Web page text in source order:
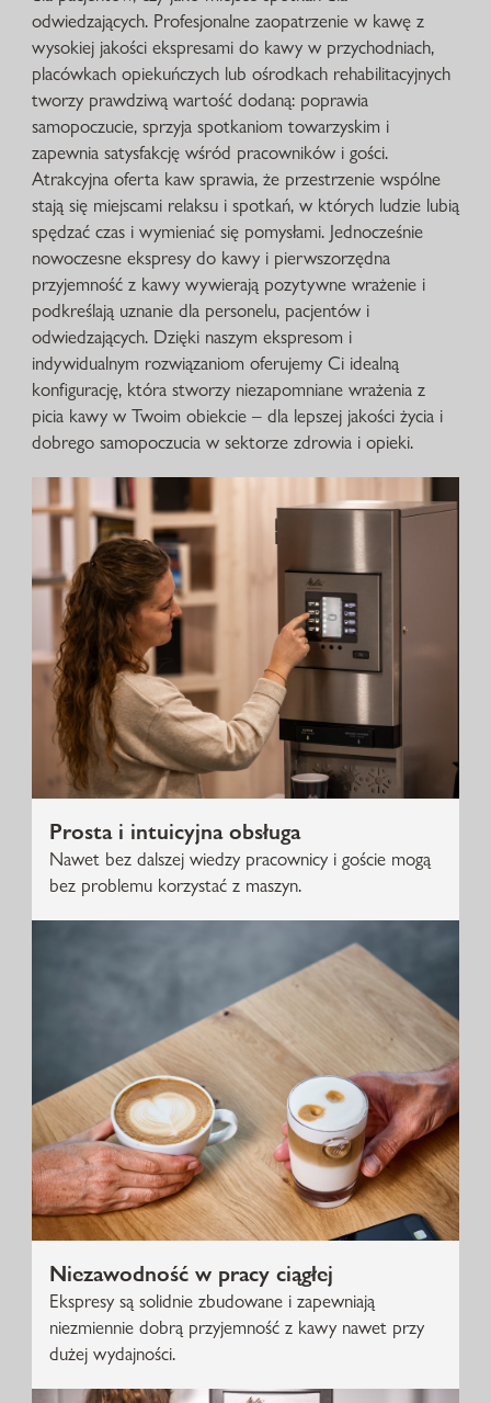
odwiedzających. Profesjonalne zaopatrzenie w kawę z
wysokiej jakości ekspresami do kawy w przychodniach,
placówkach opiekuńczych lub ośrodkach rehabilitacyjnych
tworzy prawdziwą wartość dodaną: poprawia
samopoczucie, sprzyja spotkaniom towarzyskim i
zapewnia satysfakcję wśród pracowników i gości.
Atrakcyjna oferta kaw sprawia, że przestrzenie wspólne
stają się miejscami relaksu i spotkań, w których ludzie lubią
spędzać czas i wymieniać się pomysłami. Jednocześnie
nowoczesne ekspresy do kawy i pierwszorzędna
przyjemność z kawy wywierają pozytywne wrażenie i
podkreślają uznanie dla personelu, pacjentów i
odwiedzających. Dzięki naszym ekspresom i
indywidualnym rozwiązaniom oferujemy Ci idealną
konfigurację, która stworzy niezapomniane wrażenia z
picia kawy w Twoim obiekcie – dla lepszej jakości życia i
dobrego samopoczucia w sektorze zdrowia i opieki.
Prosta i intuicyjna obsługa
Nawet bez dalszej wiedzy pracownicy i goście mogą
bez problemu korzystać z maszyn.
Niezawodność w pracy ciągłej
Ekspresy są solidnie zbudowane i zapewniają
niezmiennie dobrą przyjemność z kawy nawet przy
dużej wydajności.